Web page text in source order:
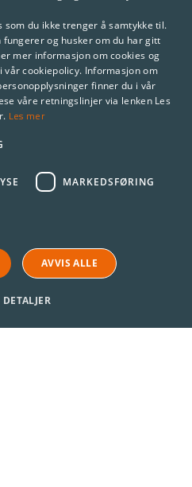
som du ikke trenger å samtykke til.
og husker om du har gitt
mer informasjon om cookies og
vår cookiepolicy. Informasjon om
finner du i vår
våre retningslinjer via lenken Les
Les mer
MARKEDSFØRING
AVVIS ALLE